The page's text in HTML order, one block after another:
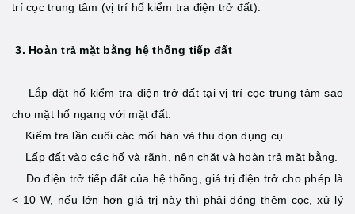
trí cọc trung tâm (vị trí hố kiểm tra điện trở đất).
3. Hoàn trả mặt bằng hệ thống tiếp đất
Lắp đặt hố kiểm tra điện trở đất tại vị trí cọc trung tâm sao
cho mặt hố ngang với mặt đất.
Kiểm tra lần cuối các mối hàn và thu dọn dụng cụ.
Lấp đất vào các hố và rãnh, nện chặt và hoàn trả mặt bằng.
Đo điện trở tiếp đất của hệ thống, giá trị điện trở cho phép là
< 10 W, nếu lớn hơn giá trị này thì phải đóng thêm cọc, xử lý